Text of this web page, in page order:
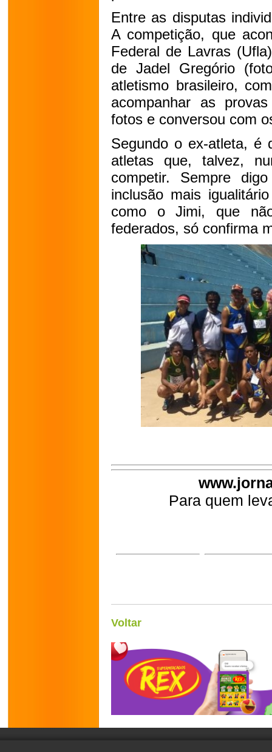
Entre as disputas
A competição, que
Federal de Lavras
de Jadel Gregório
atletismo brasileiro,
acompanhar as
fotos e conversou com
Segundo o ex-atleta, é
atletas que, talvez,
competir. Sempre
inclusão mais
como o Jimi, que
federados, só confirma
Para quem
Voltar